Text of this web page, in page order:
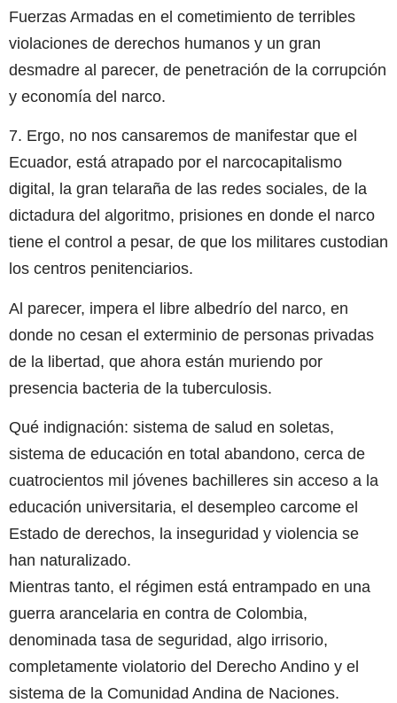
Fuerzas Armadas en el cometimiento de terribles
violaciones de derechos humanos y un gran
desmadre al parecer, de penetración de la corrupción
y economía del narco.
7. Ergo, no nos cansaremos de manifestar que el
Ecuador, está atrapado por el narcocapitalismo
digital, la gran telaraña de las redes sociales, de la
dictadura del algoritmo, prisiones en donde el narco
tiene el control a pesar, de que los militares custodian
los centros penitenciarios.
Al parecer, impera el libre albedrío del narco, en
donde no cesan el exterminio de personas privadas
de la libertad, que ahora están muriendo por
presencia bacteria de la tuberculosis.
Qué indignación: sistema de salud en soletas,
sistema de educación en total abandono, cerca de
cuatrocientos mil jóvenes bachilleres sin acceso a la
educación universitaria, el desempleo carcome el
Estado de derechos, la inseguridad y violencia se
han naturalizado.
Mientras tanto, el régimen está entrampado en una
guerra arancelaria en contra de Colombia,
denominada tasa de seguridad, algo irrisorio,
completamente violatorio del Derecho Andino y el
sistema de la Comunidad Andina de Naciones.